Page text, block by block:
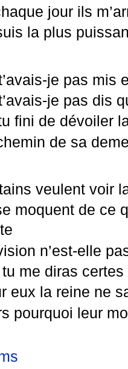
jour ils
la plus
je pas mis
je pas dis
fini de dévoiler
de sa
veulent voir
moquent de ce
n’est-elle
me diras
eux la reine ne
pourquoi leur